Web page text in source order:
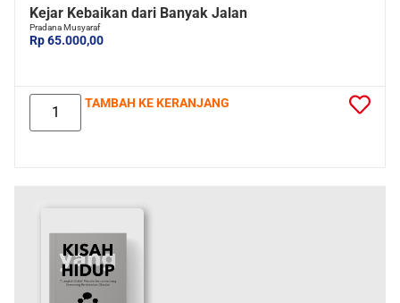
Kejar Kebaikan dari Banyak Jalan
Pradana Musyaraf
Rp 65.000,00
TAMBAH KE KERANJANG